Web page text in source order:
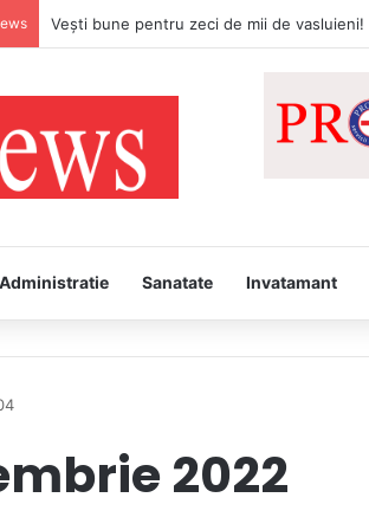
Administratie Sanatate Invatamant
2022